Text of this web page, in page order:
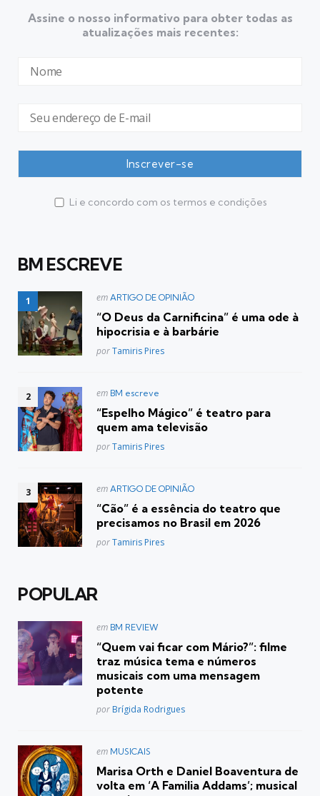
Assine o nosso informativo para obter todas as
atualizações mais recentes:
Li e concordo com os termos e condições
BM ESCREVE
Postado
em
em ARTIGO DE OPINIÃO
“O Deus da Carnificina” é uma ode à
hipocrisia e à barbárie
Posted
porTamiris Pires
Postado
em
em BM escreve
“Espelho Mágico” é teatro para
quem ama televisão
Posted
porTamiris Pires
Postado
em
em ARTIGO DE OPINIÃO
“Cão” é a essência do teatro que
precisamos no Brasil em 2026
Posted
porTamiris Pires
POPULAR
Postado
em
em BM REVIEW
“Quem vai ficar com Mário?”: filme
traz música tema e números
musicais com uma mensagem
potente
Posted
por Brígida Rodrigues
Postado
em
em MUSICAIS
Marisa Orth e Daniel Boaventura de
volta em ‘A Familia Addams’; musical